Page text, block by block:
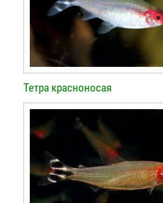
Тетра красноносая